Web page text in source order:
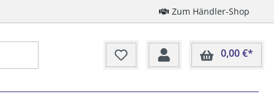
Zum Händler-Shop
0,00 €*